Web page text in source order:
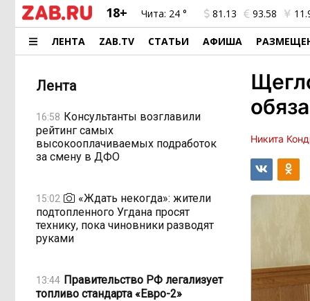
18+ Чита: 24 ° 81.13 93.58
ЛЕНТА ZAB.TV СТАТЬИ АФИША
Лента
16:58 Консультанты возглавили
рейтинг самых
высокооплачиваемых подработок
за смену в ДФО
15:02
«Ждать некогда»: жители
подтопленного Угдана просят
технику, пока чиновники разводят
руками
13:44 Правительство РФ легализует
топливо стандарта «Евро-2»
Никита